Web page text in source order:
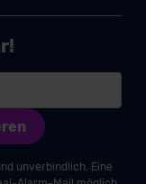
unverbindlich. Eine